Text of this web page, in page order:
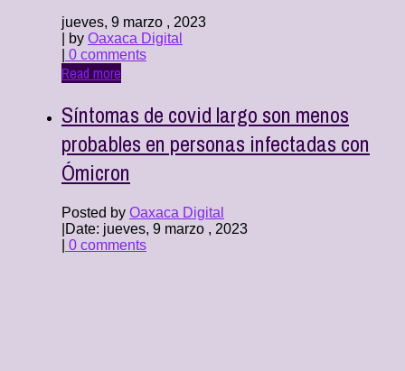
jueves, 9 marzo , 2023
| by Oaxaca Digital
0 comments
Read more
Síntomas de covid largo son menos
probables en personas infectadas con
Ómicron
Posted by Oaxaca Digital
Date: jueves, 9 marzo , 2023
0 comments